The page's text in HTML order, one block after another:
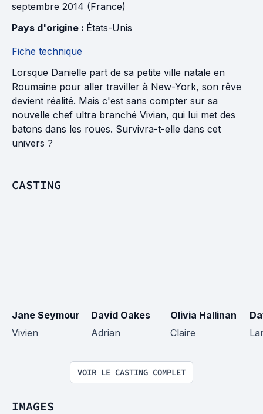
septembre 2014 (France)
Pays d'origine : États-Unis
Fiche technique
Lorsque Danielle part de sa petite ville natale en
Roumaine pour aller traviller à New-York, son rêve
devient réalité. Mais c'est sans compter sur sa
nouvelle chef ultra branché Vivian, qui lui met des
batons dans les roues. Survivra-t-elle dans cet
univers ?
CASTING
Jane Seymour
Vivien
David Oakes
Adrian
Olivia Hallinan
Claire
VOIR LE CASTING COMPLET
IMAGES